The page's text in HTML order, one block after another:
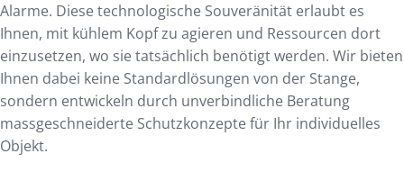
Alarme. Diese technologische Souveränität erlaubt es
Ihnen, mit kühlem Kopf zu agieren und Ressourcen dort
einzusetzen, wo sie tatsächlich benötigt werden. Wir bieten
Ihnen dabei keine Standardlösungen von der Stange,
sondern entwickeln durch unverbindliche Beratung
massgeschneiderte Schutzkonzepte für Ihr individuelles
Objekt.